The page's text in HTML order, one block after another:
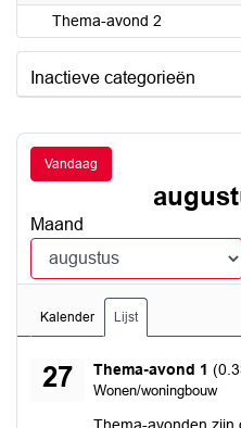
Thema-avond 2
Inactieve categorieën
Vandaag
Maand
Kalender Lijst
27 Thema-avond 1
Wonen/woningbouw
donderdag 27